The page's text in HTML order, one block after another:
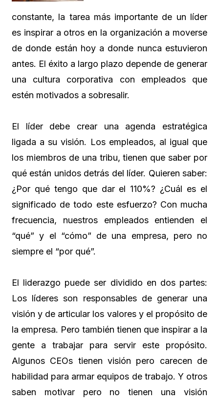
constante, la tarea más importante de un líder
es inspirar a otros en la organización a moverse
de donde están hoy a donde nunca estuvieron
antes. El éxito a largo plazo depende de generar
una cultura corporativa con empleados que
estén motivados a sobresalir.
El líder debe crear una agenda estratégica
ligada a su visión. Los empleados, al igual que
los miembros de una tribu, tienen que saber por
qué están unidos detrás del líder. Quieren saber:
¿Por qué tengo que dar el 110%? ¿Cuál es el
significado de todo este esfuerzo? Con mucha
frecuencia, nuestros empleados entienden el
“qué” y el “cómo” de una empresa, pero no
siempre el “por qué”.
El liderazgo puede ser dividido en dos partes:
Los líderes son responsables de generar una
visión y de articular los valores y el propósito de
la empresa. Pero también tienen que inspirar a la
gente a trabajar para servir este propósito.
Algunos CEOs tienen visión pero carecen de
habilidad para armar equipos de trabajo. Y otros
saben motivar pero no tienen una visión